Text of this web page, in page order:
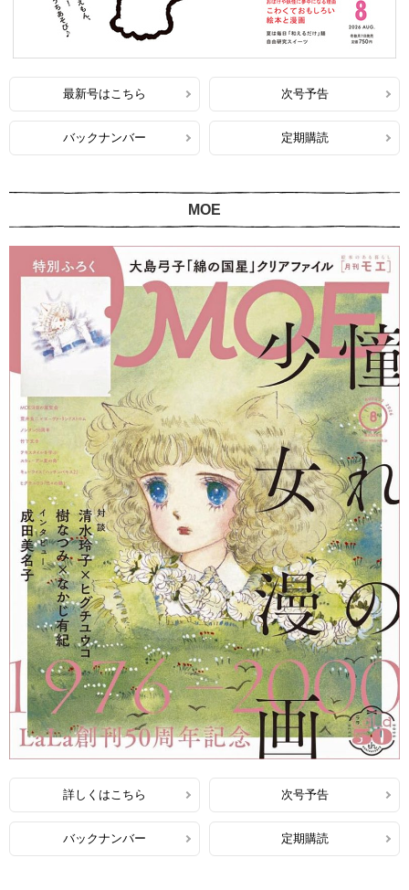
最新号はこちら 次号予告
バックナンバー 定期購読
MOE
詳しくはこちら 次号予告
バックナンバー 定期購読